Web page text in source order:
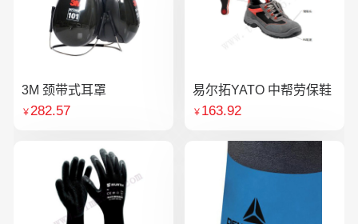
3M 颈带式耳罩
￥282.57
易尔拓YATO 中帮劳保鞋
￥ 163.92